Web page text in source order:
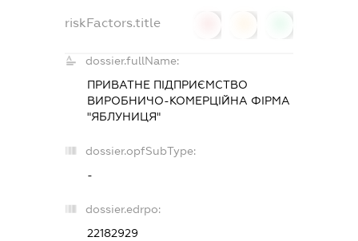
riskFactors.title
dossier.fullName:
ПРИВАТНЕ ПІДПРИЄМСТВО
ВИРОБНИЧО-КОМЕРЦІЙНА ФІРМА
"ЯБЛУНИЦЯ"
dossier.opfSubType:
-
dossier.edrpo:
22182929